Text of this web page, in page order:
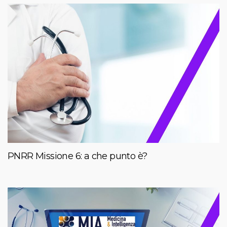
PNRR Missione 6: a che punto è?